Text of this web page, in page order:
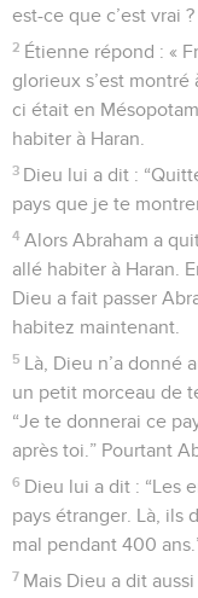
est-ce que c’est vrai ?
2 Étienne répond : «
glorieux s’est
ci était en
habiter à Haran.
3 Dieu lui a dit :
pays que je te
4 Alors Abraham a
allé habiter à Haran.
Dieu a fait passer
habitez maintenant.
5 Là, Dieu n’a donné
un petit morceau de
“Je te donnerai ce
après toi.” Pourtant
6 Dieu lui a dit : “Les
pays étranger. Là, ils
mal pendant 400
7 Mais Dieu a dit